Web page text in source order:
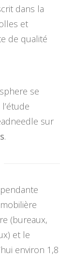
dans la
et
de qualité
se
sur
.
(bureaux,
et le
environ 1,8